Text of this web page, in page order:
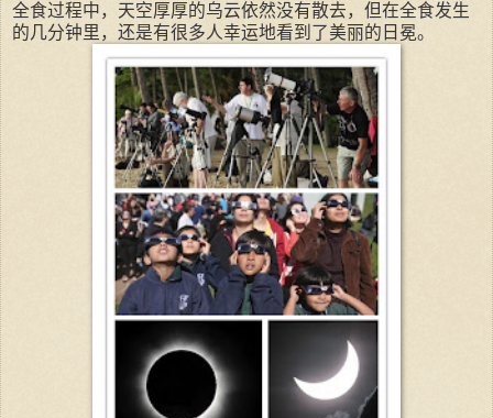
全食过程中，天空厚厚的乌云依然没有散去，但在全食发生
的几分钟里，还是有很多人幸运地看到了美丽的日冕。